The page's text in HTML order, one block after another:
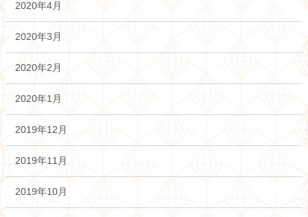
2020年4月
2020年3月
2020年2月
2020年1月
2019年12月
2019年11月
2019年10月